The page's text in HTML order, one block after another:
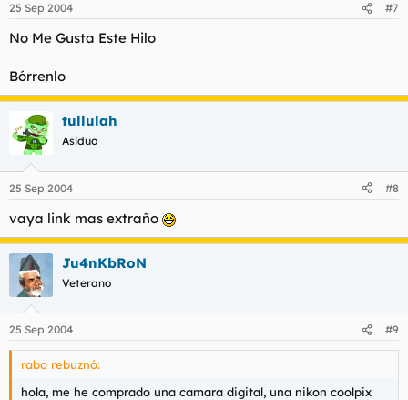
25 Sep 2004 #7
No Me Gusta Este Hilo
Bórrenlo
tullulah
Asiduo
25 Sep 2004 #8
vaya link mas extraño
Ju4nKbRoN
Veterano
25 Sep 2004 #9
rabo rebuznó:
hola, me he comprado una camara digital, una nikon coolpix